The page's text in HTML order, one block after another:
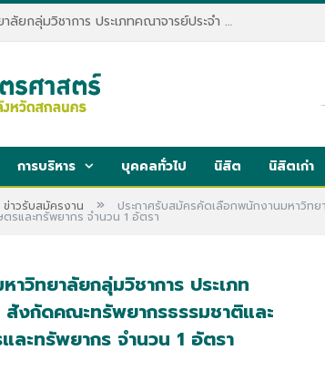
ประกาศรับสมัครพนักงานมหาวิทยาลัยกลุ่มวิชาการ ประเภทคณาจารย์ประจำ คณะทรัพยากรธรรมชาติและอุตสาหกรรมเกษตร สังกัดภาควิชาเกษตรและทรัพยากร
การบริหาร บุคคลทั่วไป นิสิต นิสิตเก่า
ข่าวรับสมัครงาน » ประกาศรับสมัครคัดเลือกพนักงานมหาวิท
รและทรัพยากร จำนวน 1 อัตรา
วิทยาลัยกลุ่มวิชาการ ประเภท
งกัดคณะทรัพยากรธรรมชาติและ
ละทรัพยากร จำนวน 1 อัตรา